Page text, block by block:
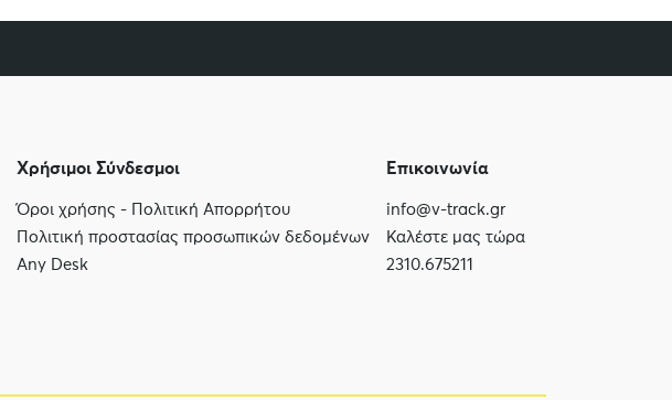
Χρήσιμοι Σύνδεσμοι
Όροι χρήσης - Πολιτική Απορρήτου
Πολιτική προστασίας προσωπικών δεδομένων
Any Desk
Επικοινωνία
info@v-track.gr
Καλέστε μας τώρα
2310.675211